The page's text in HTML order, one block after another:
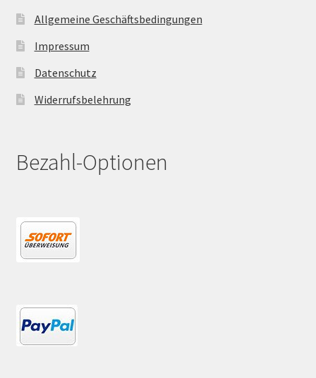
Allgemeine Geschäftsbedingungen
Impressum
Datenschutz
Widerrufsbelehrung
Bezahl-Optionen